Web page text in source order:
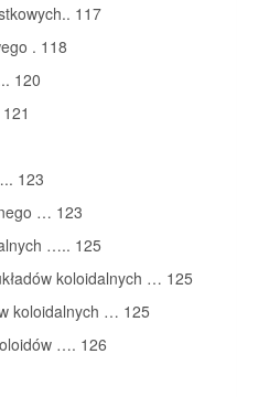
117
. 118
120
123
… 123
….. 125
koloidalnych … 125
koloidalnych … 125
…. 126